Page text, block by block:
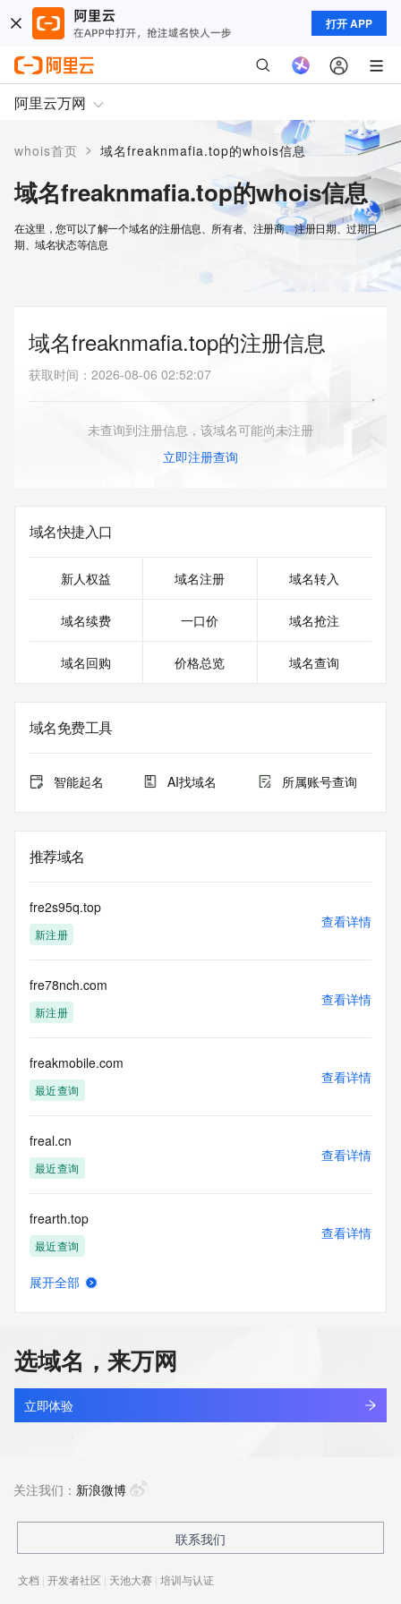
打开 APP
阿里云万网
whois首页 > 域名freaknmafia.top的whois信息
域名freaknmafia.top的whois信息
在这里，您可以了解一个域名的注册信息、所有者、注册商、注册日期、过期日
期、域名状态等信息
域名freaknmafia.top的注册信息
获取时间 ： 2026-08-06 02:52:07
未查询到注册信息，该域名可能尚未注册
立即注册查询
域名快捷入口
新人权益 域名注册 域名转入
域名续费 一口价 域名抢注
域名回购 价格总览 域名查询
域名免费工具
智能起名 AI找域名 所属账号查询
推荐域名
fre2s95q.top
新注册
查看详情
fre78nch.com
新注册
查看详情
freakmobile.com
最近查询
查看详情
freal.cn
最近查询
查看详情
frearth.top
最近查询
查看详情
frearth862.top
最近查询
查看详情
最近查询
展开全部
选域名，来万网
立即体验
关注我们： 新浪微博
联系我们
文档 | 开发者社区 | 天池大赛 | 培训与认证